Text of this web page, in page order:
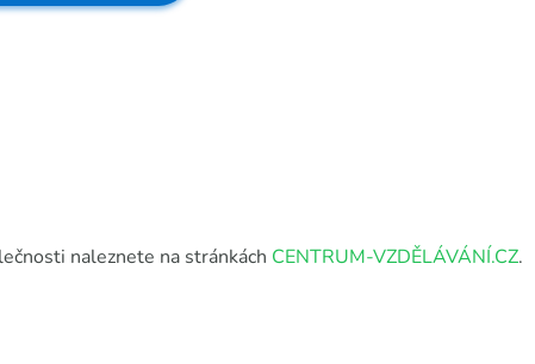
naleznete na stránkách CENTRUM-VZDĚLÁVÁNÍ.CZ.